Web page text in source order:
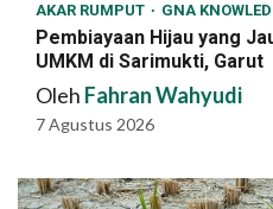
AKAR RUMPUT GNA
Pembiayaan Hijau yang
UMKM di Sarimukti, Garut
Oleh Fahran Wahyudi
7 Agustus 2026